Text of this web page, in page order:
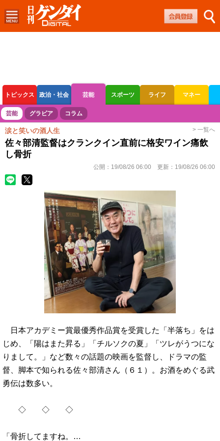
トピックス 政治・社会 芸能 スポーツ ライフ マネー
ボートレース 競輪 オートレース
芸能 グラビア コラム
涙と笑いの酒人生 > 一覧へ
佐々部清監督はクランクイン直前に格安ワイン痛飲
し骨折
公開： 19/08/26 06:00 更新： 19/08/26 06:00
日本アカデミー賞最優秀作品賞を受賞した「半落ち」をは
じめ、「陽はまた昇る」「チルソクの夏」「ツレがうつにな
りまして。」など数々の話題の映画を監督し、ドラマの監
督、脚本で知られる佐々部清さん（６１）。お酒をめぐる武
勇伝は数多い。
◇ ◇ ◇
「骨折してますね。…